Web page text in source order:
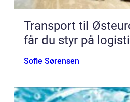
Transport til
får du styr på
Sofie Sørensen